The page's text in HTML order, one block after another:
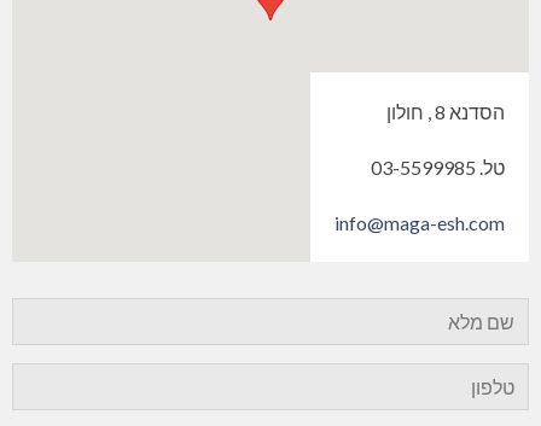
הסדנא 8 , חולון
טל. 03-5599985
info@maga-esh.com